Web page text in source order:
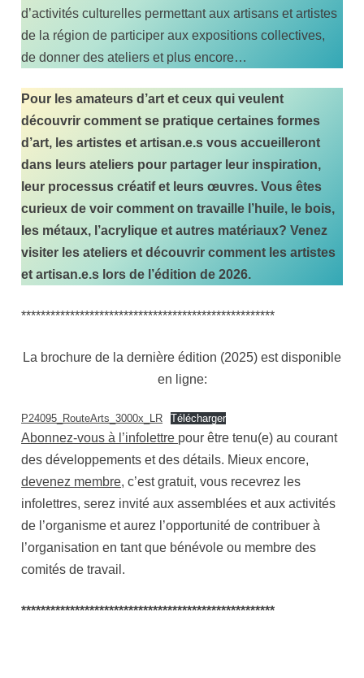
d’activités culturelles permettant aux artisans et artistes
de la région de participer aux expositions collectives,
de donner des ateliers et plus encore…
Pour les amateurs d’art et ceux qui veulent
découvrir comment se pratique certaines formes
d’art, les artistes et artisan.e.s vous accueilleront
dans leurs ateliers pour partager leur inspiration,
leur processus créatif et leurs œuvres. Vous êtes
curieux de voir comment on travaille l’huile, le bois,
les métaux, l’acrylique et autres matériaux? Venez
visiter les ateliers et découvrir comment les artistes
et artisan.e.s lors de l’édition de 2026.
****************************************************
La brochure de la dernière édition (2025) est disponible
en ligne:
P24095_RouteArts_3000x_LR Télécharger
Abonnez-vous à l’infolettre pour être tenu(e) au courant
des développements et des détails. Mieux encore,
devenez membre, c’est gratuit, vous recevrez les
infolettres, serez invité aux assemblées et aux activités
de l’organisme et aurez l’opportunité de contribuer à
l’organisation en tant que bénévole ou membre des
comités de travail.
****************************************************